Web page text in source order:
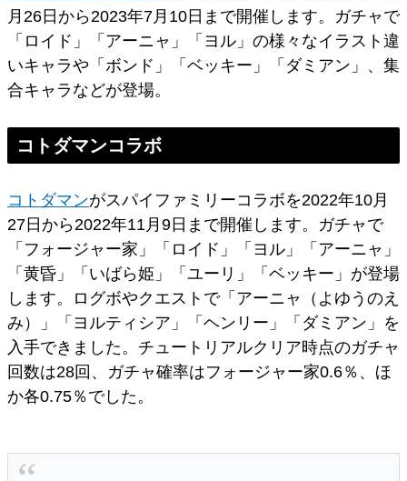
月26日から2023年7月10日まで開催します。ガチャで
「ロイド」「アーニャ」「ヨル」の様々なイラスト違
いキャラや「ボンド」「ベッキー」「ダミアン」、集
合キャラなどが登場。
コトダマンコラボ
コトダマンがスパイファミリーコラボを2022年10月
27日から2022年11月9日まで開催します。ガチャで
「フォージャー家」「ロイド」「ヨル」「アーニャ」
「黄昏」「いばら姫」「ユーリ」「ベッキー」が登場
します。ログボやクエストで「アーニャ（よゆうのえ
み）」「ヨルティシア」「ヘンリー」「ダミアン」を
入手できました。チュートリアルクリア時点のガチャ
回数は28回、ガチャ確率はフォージャー家0.6％、ほ
か各0.75％でした。